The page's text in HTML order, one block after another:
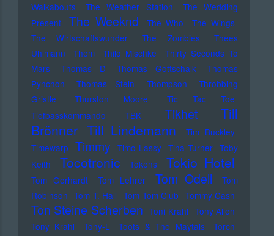
Walkabouts
The Weather Station
The Wedding
Present
The Weeknd The Who
The Wings
The Wirtschaftswunder
The Zombies
Thees
Uhlmann
Them Thilo Mischke
Thirty Seconds To
Mars
Thomas D Thomas Gottschalk
Thomas
Pynchon
Thomas Stein Thompson
Throbbing
Gristle
Thurston Moore
Tic Tac Toe
Tiefbasskommando TBK
Tikhet
Till
Brönner Till Lindemann
Tim Buckley
Timewarp Timmy Timo Lassy Tina Turner Toby
Keith
Tocotronic Tokens Tokio Hotel
Tom Gerhardt Tom Lehrer Tom Odell
Tom
Robinson Tom T. Hall Tom Tom Club Tommy Cash
Ton Steine Scherben Toni Krahl Tony Allen
Tony Krahl
Tony-L Toots & The Maytals
Torch